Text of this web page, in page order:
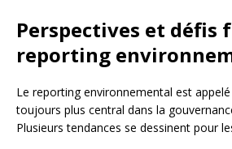
Perspectives et défis
reporting
Le reporting environnemental est
toujours plus central dans la
Plusieurs tendances se dessinent pour